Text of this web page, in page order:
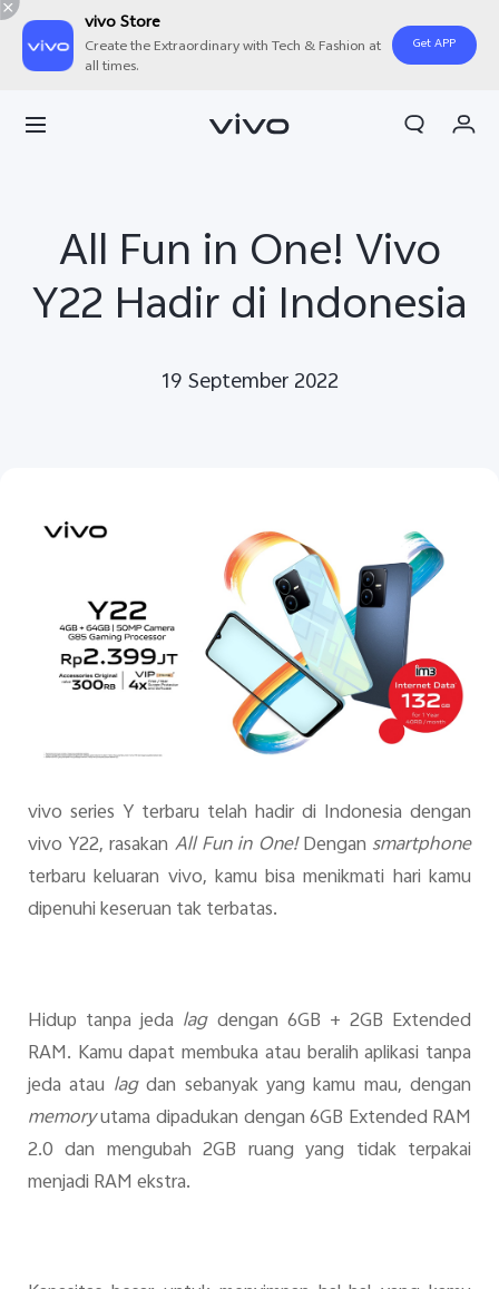
vivo Store
Create the Extraordinary with Tech & Fashion at
all times.
Get APP
Indonesia | Pilih negara/wilayah
Akun Saya
All Fun in One! Vivo
Y22 Hadir di Indonesia
19 September 2022
vivo series Y terbaru telah hadir di Indonesia dengan
vivo Y22, rasakan All Fun in One!Dengan smartphone
terbaru keluaran vivo, kamu bisa menikmati hari kamu
dipenuhi keseruan tak terbatas.
Hidup tanpa jeda lagdengan 6GB + 2GB Extended
RAM. Kamu dapat membuka atau beralih aplikasi tanpa
jeda atau lagdan sebanyak yang kamu mau, dengan
memoryutama dipadukan dengan 6GB Extended RAM
2.0 dan mengubah 2GB ruang yang tidak terpakai
menjadi RAM ekstra.